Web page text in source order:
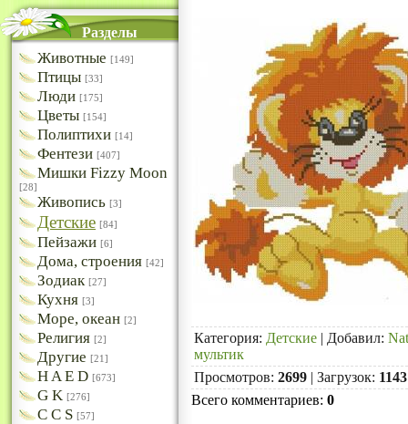
Разделы
Животные [149]
Птицы [33]
Люди [175]
Цветы [154]
Полиптихи [14]
Фентези [407]
Мишки Fizzy Moon
[28]
Живопись [3]
Детские [84]
Пейзажи [6]
Дома, строения [42]
Зодиак [27]
Кухня [3]
Море, океан [2]
Религия [2]
Другие [21]
H A E D [673]
G K [276]
C C S [57]
Категория: Детские | Добавил:
мультик
Просмотров: 2699 | Загрузок: 1143
Всего комментариев: 0